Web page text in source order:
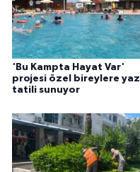
'Bu Kampta Hayat Var'
projesi özel bireylere yaz
tatili sunuyor